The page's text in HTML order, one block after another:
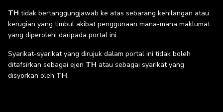
TH tidak bertanggungjawab ke atas sebarang kehilangan atau
kerugian yang timbul akibat penggunaan mana-mana maklumat
yang diperolehi daripada portal ini.
Syarikat-syarikat yang dirujuk dalam portal ini tidak boleh
ditafsirkan sebagai ejen TH atau sebagai syarikat yang
disyorkan oleh TH.